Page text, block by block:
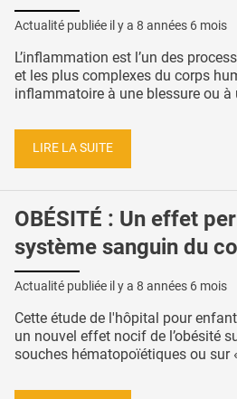
Actualité publiée il y a 8 années 6 mois
L’inflammation est l’un des
et les plus complexes du corps
inflammatoire à une blessure ou à
LIRE LA SUITE
OBÉSITÉ : Un effet
système sanguin du
Actualité publiée il y a 8 années 6 mois
Cette étude de l'hôpital pour
un nouvel effet nocif de l’obésité
souches hématopoïétiques ou sur